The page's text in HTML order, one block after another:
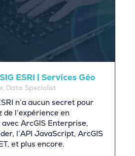
ESRI | Services Géo
Data Specialist
n’a aucun secret pour
de l’expérience en
ArcGIS Enterprise,
l’API JavaScript, ArcGIS
et plus encore.